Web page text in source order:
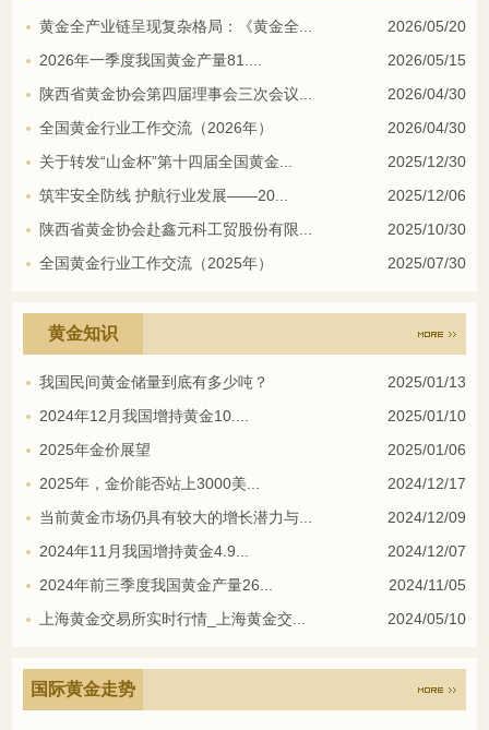
黄金全产业链呈现复杂格局：《黄金全...
2026/05/20
2026年一季度我国黄金产量81....
2026/05/15
陕西省黄金协会第四届理事会三次会议...
2026/04/30
全国黄金行业工作交流（2026年）
2026/04/30
关于转发“山金杯”第十四届全国黄金...
2025/12/30
筑牢安全防线 护航行业发展——20...
2025/12/06
陕西省黄金协会赴鑫元科工贸股份有限...
2025/10/30
全国黄金行业工作交流（2025年）
2025/07/30
黄金知识
我国民间黄金储量到底有多少吨？
2025/01/13
2024年12月我国增持黄金10....
2025/01/10
2025年金价展望
2025/01/06
2025年，金价能否站上3000美...
2024/12/17
当前黄金市场仍具有较大的增长潜力与...
2024/12/09
2024年11月我国增持黄金4.9...
2024/12/07
2024年前三季度我国黄金产量26...
2024/11/05
上海黄金交易所实时行情_上海黄金交...
2024/05/10
国际黄金走势